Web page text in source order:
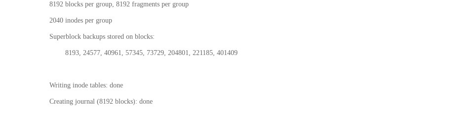
8192 blocks per group, 8192 fragments per group
2040 inodes per group
Superblock backups stored on blocks:
8193, 24577, 40961, 57345, 73729, 204801, 221185, 401409
Writing inode tables: done
Creating journal (8192 blocks): done